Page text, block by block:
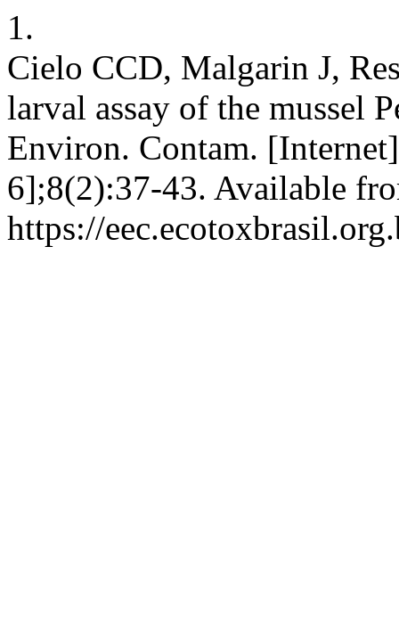
1.
Cielo CCD, Malgarin J,
larval assay of the mussel
Environ. Contam.
6];8(2):37-43. Available
https://